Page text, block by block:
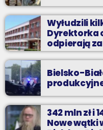
Wyłudzili
Dyrektorka
odpierają
Bielsko-
342 mln zł i
Nowe wątki